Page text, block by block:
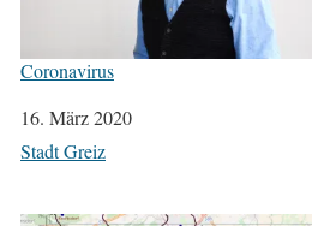
Coronavirus
Datum
16. März 2020
In Bezug auf
Stadt Greiz